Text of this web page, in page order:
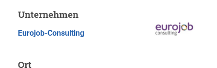
Unternehmen
Eurojob-Consulting
Ort